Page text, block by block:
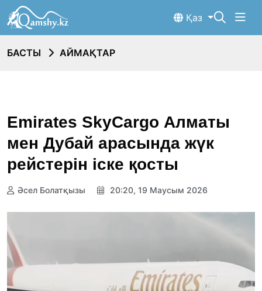
Қаз
БАСТЫ АЙМАҚТАР
Emirates SkyCargo Алматы
мен Дубай арасында жүк
рейстерін іске қосты
Әсел Болатқызы 20:20, 19 Маусым 2026